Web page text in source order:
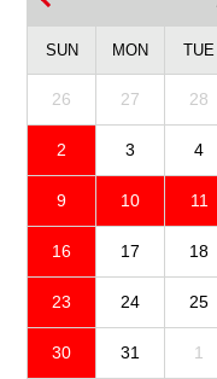
SUN MON TUE
26 27 28
2 3 4
9 10 11
16 17 18
23 24 25
30 31 1